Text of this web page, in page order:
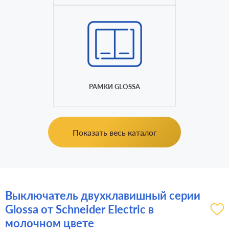
РАМКИ GLOSSA
Показать весь каталог
Выключатель двухклавишный серии
Glossa от Schneider Electric в
молочном цвете